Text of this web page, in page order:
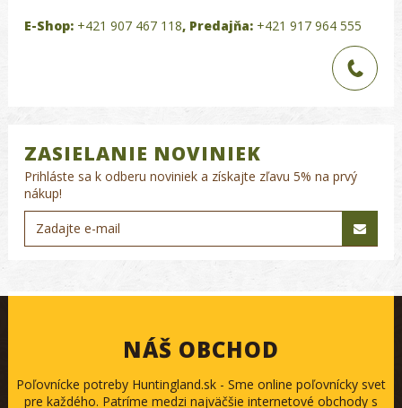
E-Shop: +421 907 467 118, Predajňa: +421 917 964 555
ZASIELANIE NOVINIEK
Prihláste sa k odberu noviniek a získajte zľavu 5% na prvý
nákup!
NÁŠ OBCHOD
Poľovnícke potreby Huntingland.sk - Sme online poľovnícky svet
pre každého. Patríme medzi najväčšie internetové obchody s